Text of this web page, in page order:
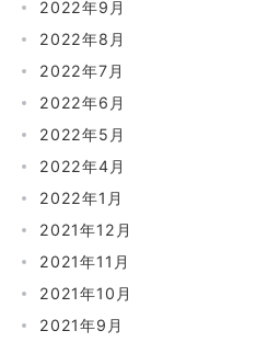
2022年9月
2022年8月
2022年7月
2022年6月
2022年5月
2022年4月
2022年1月
2021年12月
2021年11月
2021年10月
2021年9月